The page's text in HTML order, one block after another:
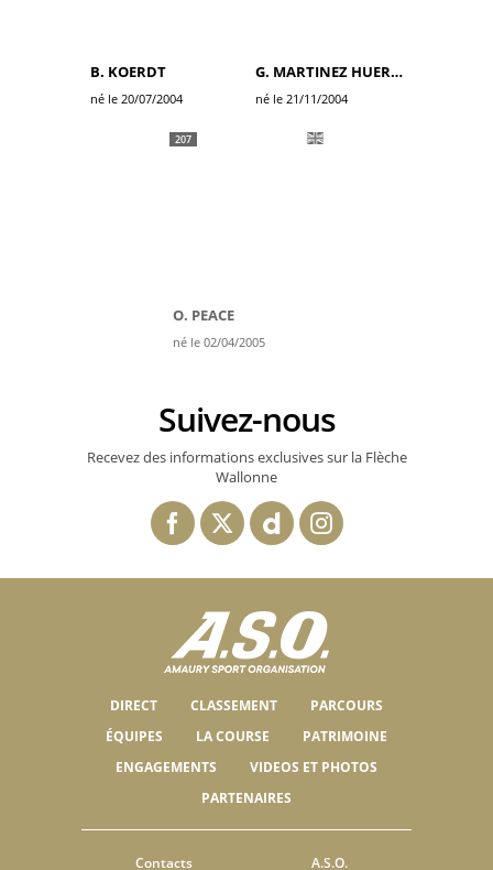
B. KOERDT
né le 20/07/2004
G. MARTINEZ HUERTAS
né le 21/11/2004
207
O. PEACE
né le 02/04/2005
Suivez-nous
Recevez des informations exclusives sur la Flèche
Wallonne
DIRECT CLASSEMENT
PARCOURS
ÉQUIPES
LA COURSE
PATRIMOINE
ENGAGEMENTS
VIDEOS ET PHOTOS
PARTENAIRES
Contacts A.S.O.